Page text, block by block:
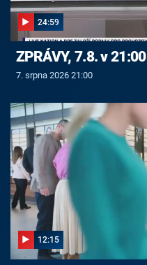
24:59
ZPRÁVY, 7.8. v 21:00
7. srpna 2026 21:00
12:15